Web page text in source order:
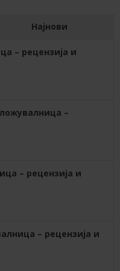
Најнови
– рецензија и
–
– рецензија и
– рецензија и